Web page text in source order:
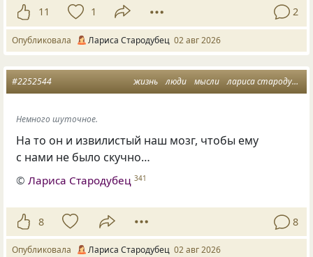
11 1 2
Опубликовала Лариса Стародубец 02 авг 2026
жизнь люди мысли лариса стародубец
#2252544
Немного шуточное.
На то он и извилистый наш мозг, чтобы ему
с нами не было скучно…
©Лариса Стародубец 341
8 8
Опубликовала Лариса Стародубец 02 авг 2026